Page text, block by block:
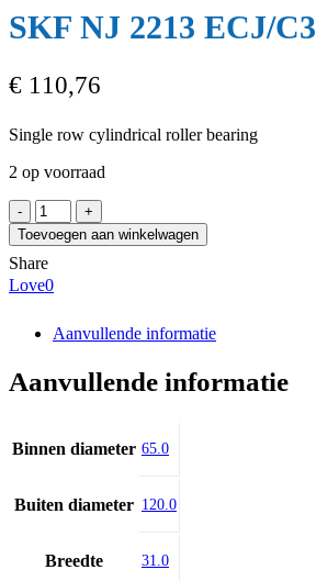
SKF NJ 2213 ECJ/C3
€ 110,76
Single row cylindrical roller bearing
2 op voorraad
SKF
NJ
2213
ECJ/C3
aantal
Toevoegen aan winkelwagen
Share
Love0
Aanvullende informatie
Aanvullende informatie
Binnen diameter 65.0
Buiten diameter 120.0
Breedte 31.0